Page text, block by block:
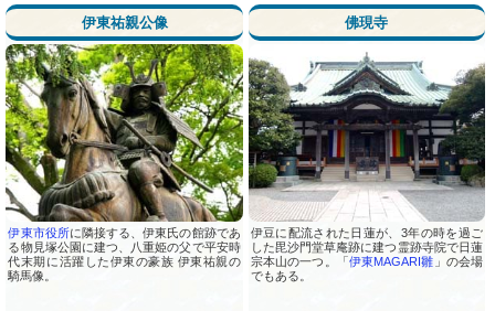
伊東祐親公像
伊東市役所に隣接する、伊東氏の館跡であ
る物見塚公園に建つ、八重姫の父で平安時
代末期に活躍した伊東の豪族 伊東祐親の
騎馬像。
佛現寺
伊豆に配流された日蓮が、3年の時を過ご
した毘沙門堂草庵跡に建つ霊跡寺院で日蓮
宗本山の一つ。「伊東MAGARI雛 」の会場
でもある。